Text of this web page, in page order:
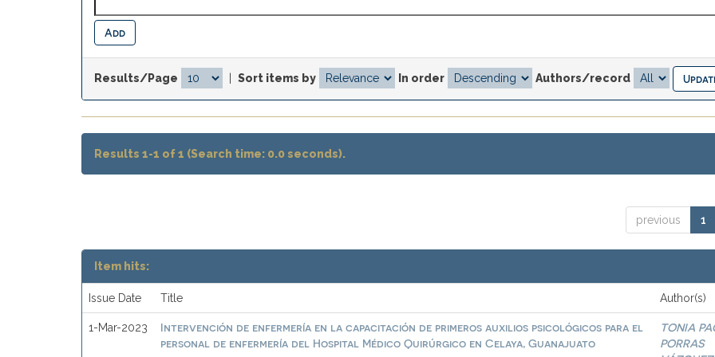
Results/Page Sort items by In order Authors/record
Results 1-1 of 1 (Search time: 0.0 seconds).
previous 1
Item hits:
Issue Date Title Author(s)
1-Mar-2023
Intervención de enfermería en la capacitación de primeros auxilios psicológicos para el
personal de enfermería del Hospital Médico Quirúrgico en Celaya, Guanajuato
TONIA
PORRAS